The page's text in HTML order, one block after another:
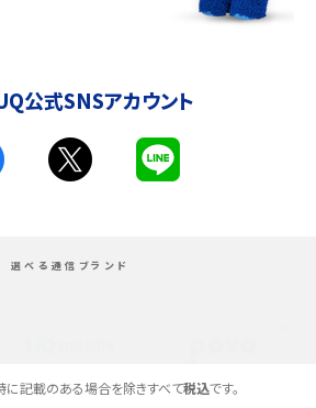
は？カメラ・スペック・機能を徹底比較
用を抑える方法や端末を選ぶ時の注意点を解説！
制限とは？回避のコツや解除のタイミング・方法
公式SNSアカウント
選べる通信ブランド
記載のある場合を除きすべて税込です。